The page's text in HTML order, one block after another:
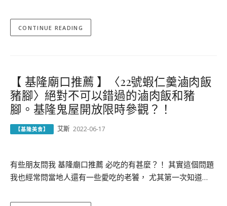
CONTINUE READING
【 基隆廟口推薦 】〈22號蝦仁羹滷肉飯
豬腳〉絕對不可以錯過的滷肉飯和豬
腳。基隆鬼屋開放限時參觀？！
【基隆美食】 艾斯 2022-06-17
有些朋友問我 基隆廟口推薦 必吃的有甚麼？！ 其實這個問題
我也經常問當地人還有一些愛吃的老饕， 尤其第一次知道…